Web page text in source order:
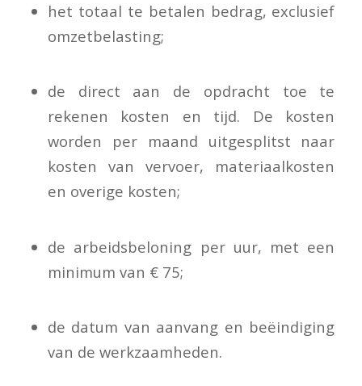
het totaal te betalen bedrag, exclusief
omzetbelasting;
de direct aan de opdracht toe te
rekenen kosten en tijd. De kosten
worden per maand uitgesplitst naar
kosten van vervoer, materiaalkosten
en overige kosten;
de arbeidsbeloning per uur, met een
minimum van € 75;
de datum van aanvang en beëindiging
van de werkzaamheden.